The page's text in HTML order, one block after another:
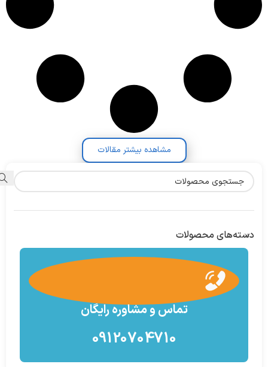
مشاهده بیشتر مقالات
دسته‌های محصولات
تماس و مشاوره رایگان
09120704710